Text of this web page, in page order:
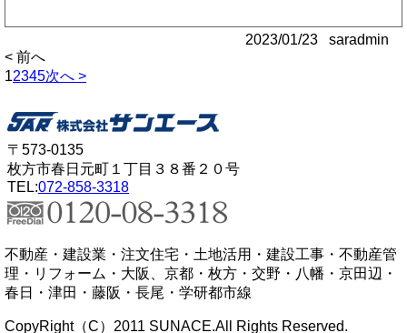
2023/01/23 saradmin
< 前へ
12345次へ >
〒573-0135
枚方市春日元町１丁目３８番２０号
TEL:072-858-3318
不動産・建設業・注文住宅・土地活用・建設工事・不動産管
理・リフォーム・大阪、京都・枚方・交野・八幡・京田辺・
春日・津田・藤阪・長尾・学研都市線
CopyRight（C）2011 SUNACE.All Rights Reserved.